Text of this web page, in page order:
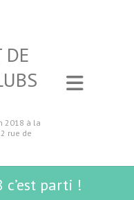
DE
2018 à la
rue de
c’est parti !